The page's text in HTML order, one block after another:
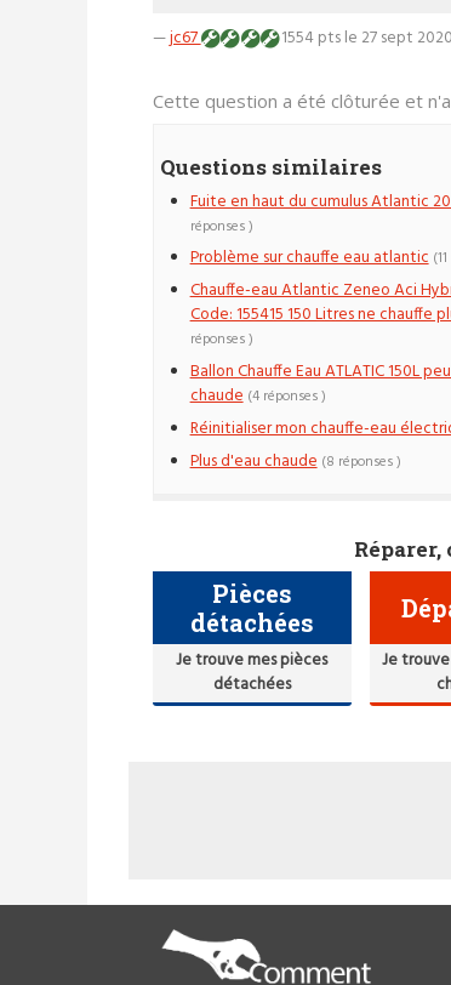
—jc67 1554 ptsle 27 sept
Cette question a été clôturée et
Questions similaires
Fuite en haut du cumulus Atlantic
réponses )
Problème sur chauffe eau atlantic
Chauffe-eau Atlantic Zeneo Aci
Code: 155415 150 Litres ne chauffe
réponses )
Ballon Chauffe Eau ATLATIC 150L
chaude (4 réponses )
Réinitialiser mon chauffe-eau
Plus d'eau chaude (8 réponses )
Pièces
détachées
Je trouve mes pièces
détachées
Je